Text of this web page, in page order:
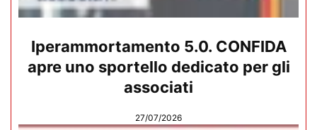
Iperammortamento 5.0. CONFIDA
apre uno sportello dedicato per gli
associati
27/07/2026